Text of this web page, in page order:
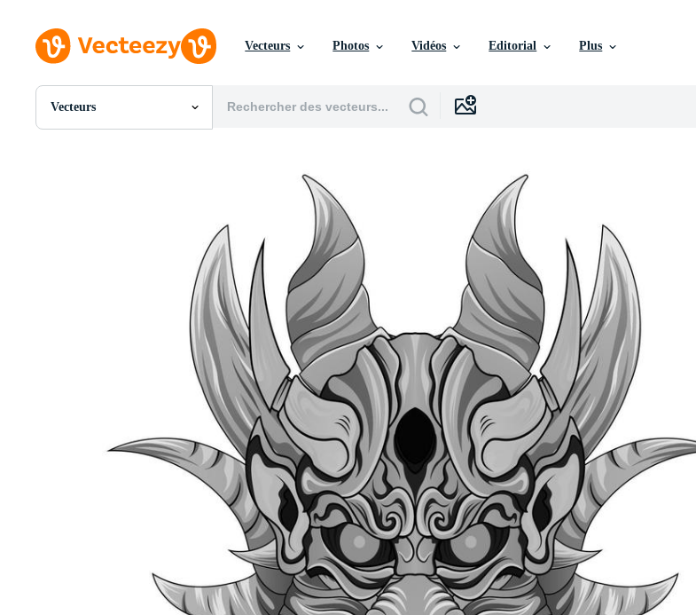
Vecteurs Photos Vidéos Editorial Plus
Vecteurs
Toutes Images
Événements Éditoriaux